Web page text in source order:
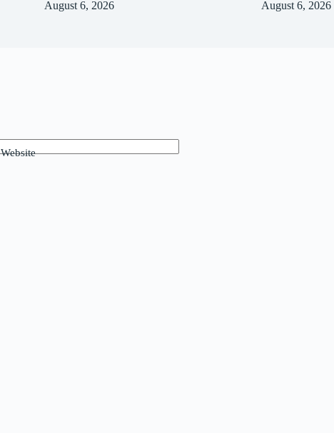
August 6, 2026 August 6, 2026
Website